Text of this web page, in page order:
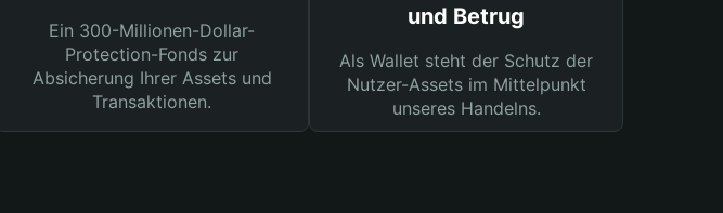
Ein 300-Millionen-Dollar-
Protection-Fonds zur
Absicherung Ihrer Assets und
Transaktionen.
und Betrug
Als Wallet steht der Schutz der
Nutzer-Assets im Mittelpunkt
unseres Handelns.